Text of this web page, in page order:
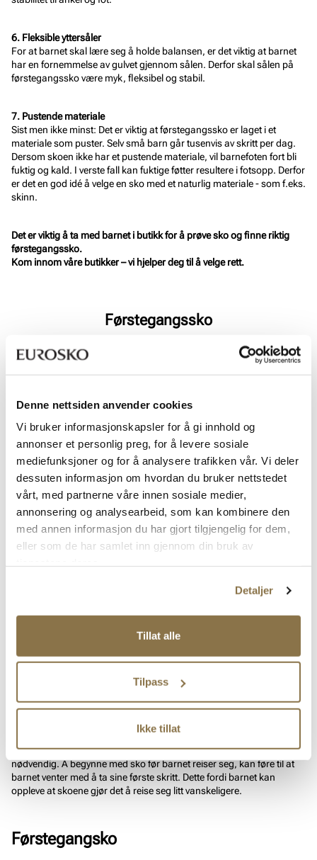
Denne nettsiden anvender cookies
Vi bruker informasjonskapsler for å gi innhold og
annonser et personlig preg, for å levere sosiale
mediefunksjoner og for å analysere trafikken vår. Vi deler
dessuten informasjon om hvordan du bruker nettstedet
vårt, med partnerne våre innen sosiale medier,
annonsering og analysearbeid, som kan kombinere den
med annen informasjon du har gjort tilgjengelig for dem,
eller som de har samlet inn gjennom din bruk av
Detaljer
Tillat alle
Tilpass
Ikke tillat
6. Fleksible yttersåler
For at barnet skal lære seg å holde balansen, er det viktig at barnet
har en fornemmelse av gulvet gjennom sålen. Derfor skal sålen på
førstegangssko være myk, fleksibel og stabil.
7. Pustende materiale
Sist men ikke minst: Det er viktig at førstegangssko er laget i et
materiale som puster. Selv små barn går tusenvis av skritt per dag.
Dersom skoen ikke har et pustende materiale, vil barnefoten fort bli
fuktig og kald. I verste fall kan fuktige føtter resultere i fotsopp. Derfor
er det en god idé å velge en sko med et naturlig materiale - som f.eks.
skinn.
Det er viktig å ta med barnet i butikk for å prøve sko og finne riktig
førstegangssko.
Kom innom våre butikker – vi hjelper deg til å velge rett.
Førstegangssko
PONNY
Førstegangssko i skinn
Pris
699,-
PONNY
Førstegangssko i skinn
Pris
699,-
Når er sko aktuelt?
beina i foten består av brusk og fordi sener og muskler er svært
ekstra strenge krav til fottøyet. Skoene må gi barnet nødvendig støtte
- men ikke for mye, og være fleksibel nok til at foten får utvikle seg
naturlig.
Mange foreldre ønsker å kjøpe sko til barnet før det egentlig er
nødvendig. Å begynne med sko før barnet reiser seg, kan føre til at
barnet venter med å ta sine første skritt. Dette fordi barnet kan
oppleve at skoene gjør det å reise seg litt vanskeligere.
Førstegangsko